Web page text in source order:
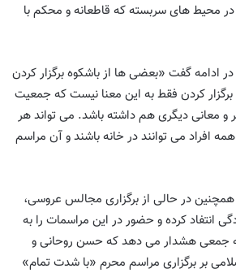
در محیط های سربسته که قاطعانه و محکم با
ادامه گفت «بعضی ها از باشکوه برگزار کردن
کردن فقط به این معنا نیست که جمعیت
و معانی دیگری هم داشته باشد. می تواند هر
افراد می توانند در خانه باشند و آن مراسم
در حالی از برگزاری مجالس عروسی،
انتفاد کرده و حضور در این مراسمات را به
جمعی هشدار می دهد که حسن روحانی و
بر برگزاری مراسم محرم «با شدت تمام»